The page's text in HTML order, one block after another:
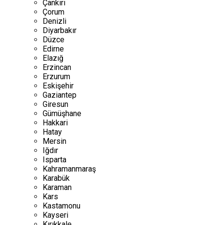
Çankırı
Çorum
Denizli
Diyarbakır
Düzce
Edirne
Elazığ
Erzincan
Erzurum
Eskişehir
Gaziantep
Giresun
Gümüşhane
Hakkari
Hatay
Mersin
Iğdır
Isparta
Kahramanmaraş
Karabük
Karaman
Kars
Kastamonu
Kayseri